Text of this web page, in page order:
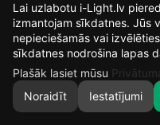
14
DIENAS
26
MIN.
Lai uzlabotu i-Light.lv
izmantojam sīkdatnes. Jūs
nepieciešamās vai
sīkdatnes nodrošina lapas
Plašāk lasiet mūsu
Noraidīt
Iestatījumi